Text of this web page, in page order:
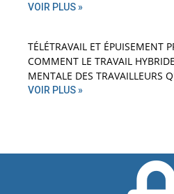
VOIR PLUS »
TÉLÉTRAVAIL ET ÉPUISEMENT
COMMENT LE TRAVAIL
MENTALE DES TRAVAILLEURS
VOIR PLUS »